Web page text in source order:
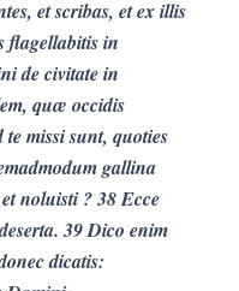
et scribas, et ex illis
flagellabitis in
de civitate in
quæ occidis
missi sunt, quoties
gallina
noluisti ? 38 Ecce
39 Dico enim
dicatis: